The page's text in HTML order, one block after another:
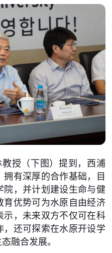
授（下图）提到，西浦
有深厚的合作基础，目
院，并计划建设生命与健
育优势可为水原自由经济
示，未来双方不仅可在科
还可探索在水原开设学
融合发展。